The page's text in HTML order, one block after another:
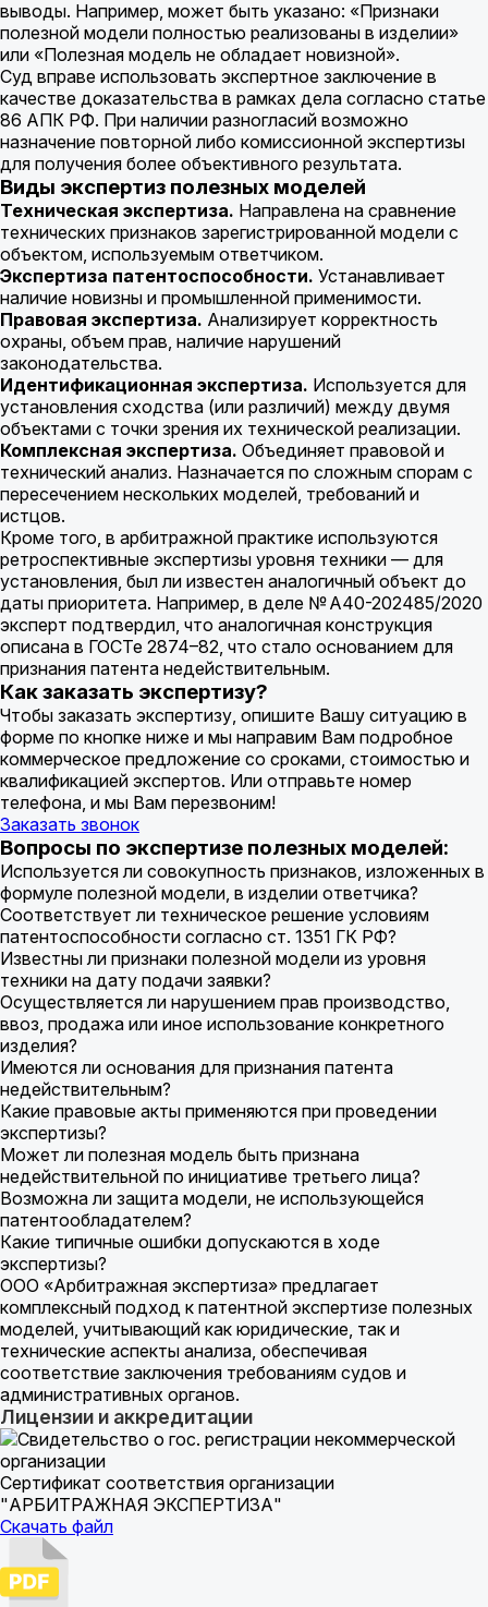
выводы. Например, может быть указано: «Признаки
полезной модели полностью реализованы в изделии»
или «Полезная модель не обладает новизной».
Суд вправе использовать экспертное заключение в
качестве доказательства в рамках дела согласно статье
86 АПК РФ. При наличии разногласий возможно
назначение повторной либо комиссионной экспертизы
для получения более объективного результата.
Виды экспертиз полезных моделей
Техническая экспертиза. Направлена на сравнение
технических признаков зарегистрированной модели с
объектом, используемым ответчиком.
Экспертиза патентоспособности. Устанавливает
наличие новизны и промышленной применимости.
Правовая экспертиза. Анализирует корректность
охраны, объем прав, наличие нарушений
законодательства.
Идентификационная экспертиза. Используется для
установления сходства (или различий) между двумя
объектами с точки зрения их технической реализации.
Комплексная экспертиза. Объединяет правовой и
технический анализ. Назначается по сложным спорам с
пересечением нескольких моделей, требований и
истцов.
Кроме того, в арбитражной практике используются
ретроспективные экспертизы уровня техники — для
установления, был ли известен аналогичный объект до
даты приоритета. Например, в деле № А40-202485/2020
эксперт подтвердил, что аналогичная конструкция
описана в ГОСТе 2874–82, что стало основанием для
признания патента недействительным.
Как заказать экспертизу?
Чтобы заказать экспертизу, опишите Вашу ситуацию в
форме по кнопке ниже и мы направим Вам подробное
коммерческое предложение cо сроками, стоимостью и
квалификацией экспертов. Или отправьте номер
телефона, и мы Вам перезвоним!
Заказать звонок
Вопросы по экспертизе полезных моделей:
Используется ли совокупность признаков, изложенных в
формуле полезной модели, в изделии ответчика?
Соответствует ли техническое решение условиям
патентоспособности согласно ст. 1351 ГК РФ?
Известны ли признаки полезной модели из уровня
техники на дату подачи заявки?
Осуществляется ли нарушением прав производство,
ввоз, продажа или иное использование конкретного
изделия?
Имеются ли основания для признания патента
недействительным?
Какие правовые акты применяются при проведении
экспертизы?
Может ли полезная модель быть признана
недействительной по инициативе третьего лица?
Возможна ли защита модели, не использующейся
патентообладателем?
Какие типичные ошибки допускаются в ходе
экспертизы?
ООО «Арбитражная экспертиза» предлагает
комплексный подход к патентной экспертизе полезных
моделей, учитывающий как юридические, так и
технические аспекты анализа, обеспечивая
соответствие заключения требованиям судов и
административных органов.
Лицензии и аккредитации
Сертификат соответствия организации
"АРБИТРАЖНАЯ ЭКСПЕРТИЗА"
Скачать файл